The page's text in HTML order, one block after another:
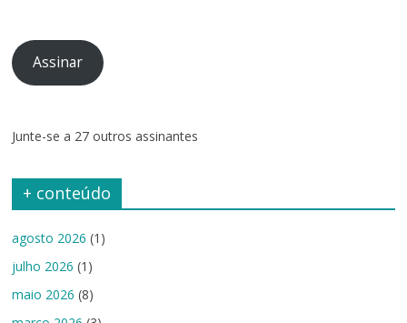
mail
Assinar
Junte-se a 27 outros assinantes
+ conteúdo
agosto 2026 (1)
julho 2026 (1)
maio 2026 (8)